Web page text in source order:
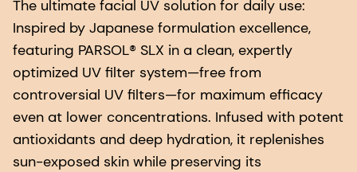
The ultimate facial UV solution for daily use:
Inspired by Japanese formulation excellence,
featuring PARSOL® SLX in a clean, expertly
optimized UV filter system—free from
controversial UV filters—for maximum efficacy
even at lower concentrations. Infused with potent
antioxidants and deep hydration, it replenishes
sun-exposed skin while preserving its